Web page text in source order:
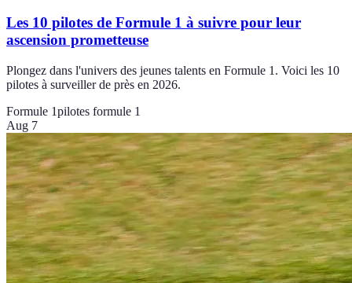
Les 10 pilotes de Formule 1 à suivre pour leur
ascension prometteuse
Plongez dans l'univers des jeunes talents en Formule 1. Voici les 10
pilotes à surveiller de près en 2026.
Formule 1pilotes formule 1
Aug 7